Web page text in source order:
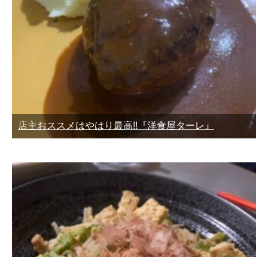
店主おススメはやはり最高!!『洋食屋ターレ』